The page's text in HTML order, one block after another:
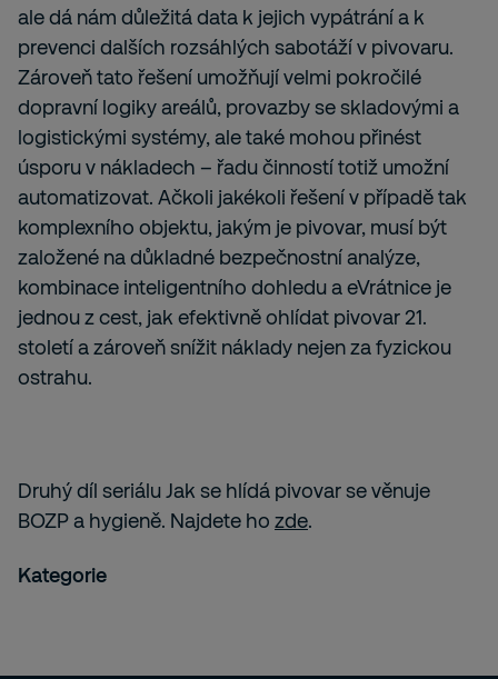
ale dá nám důležitá data k jejich vypátrání a k
prevenci dalších rozsáhlých sabotáží v pivovaru.
Zároveň tato řešení umožňují velmi pokročilé
dopravní logiky areálů, provazby se skladovými a
logistickými systémy, ale také mohou přinést
úsporu v nákladech – řadu činností totiž umožní
automatizovat. Ačkoli jakékoli řešení v případě tak
komplexního objektu, jakým je pivovar, musí být
založené na důkladné bezpečnostní analýze,
kombinace inteligentního dohledu a eVrátnice je
jednou z cest, jak efektivně ohlídat pivovar 21.
století a zároveň snížit náklady nejen za fyzickou
ostrahu.
Druhý díl seriálu Jak se hlídá pivovar se věnuje
BOZP a hygieně. Najdete ho zde.
Kategorie